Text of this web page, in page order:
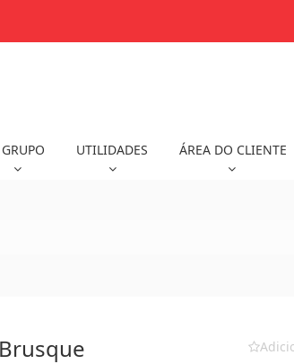
UTILIDADES ÁREA DO CLIENTE